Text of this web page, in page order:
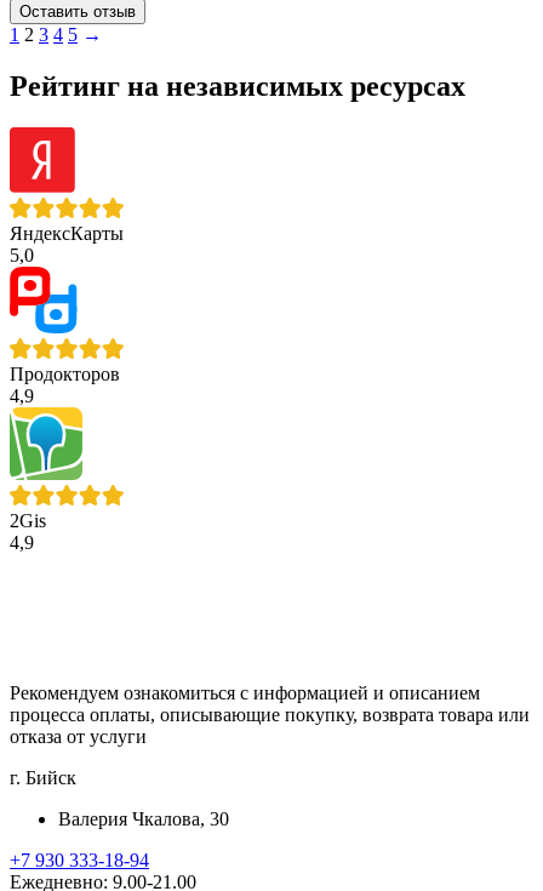
Оставить отзыв
1 2 3 4 5 →
Рейтинг на независимых ресурсах
ЯндексКарты
5,0
Продокторов
4,9
2Gis
4,9
Рекомендуем ознакомиться с информацией и описанием
процессa оплаты, описывающие покупку, возврата товара или
отказа от услуги
г. Бийск
Валерия Чкалова, 30
+7 930 333-18-94
Ежедневно: 9.00-21.00